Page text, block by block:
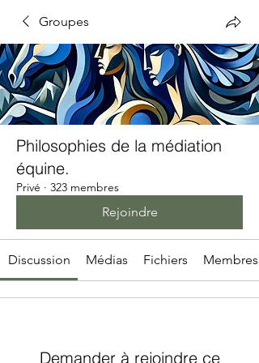
Groupes
Philosophies de la médiation
équine.
Privé · 323 membres
Rejoindre
Discussion Médias Fichiers Membres
Demander à rejoindre ce